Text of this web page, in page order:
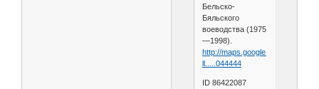
Бельско-
Бяльского
воеводства (1975
—1998).
http://maps.google.com/maps?
ll.....044444
ID 86422087